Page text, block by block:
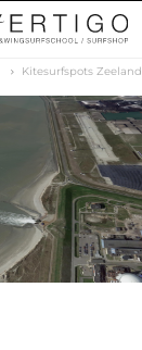
Kitesurfspots Zeeland